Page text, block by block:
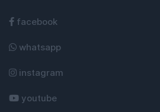
facebook
whatsapp
instagram
youtube